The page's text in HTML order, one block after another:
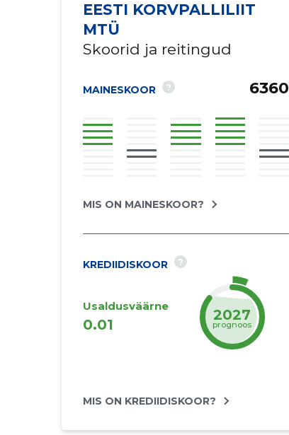
EESTI KORVPALLILIIT
MTÜ
Skoorid ja reitingud
MAINESKOOR ? 6360
MIS ON MAINESKOOR?
KREDIIDISKOOR ?
Usaldusväärne
0.01
2027
prognoos
MIS ON KREDIIDISKOOR?